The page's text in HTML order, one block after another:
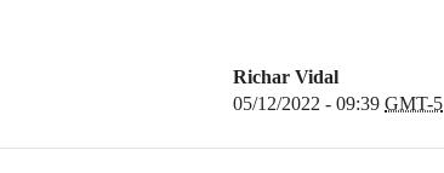
Richar Vidal
05/12/2022 - 09:39 GMT-5